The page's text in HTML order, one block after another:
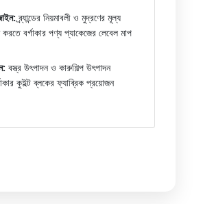
ব্র্যান্ডের নিয়মাবলী ও মুদ্রণের মূল্য
করতে বর্গাকার পণ্য প্যাকেজের লেবেল মাপ
বস্ত্র উৎপাদন ও কারুশিল্প উৎপাদন
কুইল্ট ব্লকের ফ্যাব্রিক প্রয়োজন